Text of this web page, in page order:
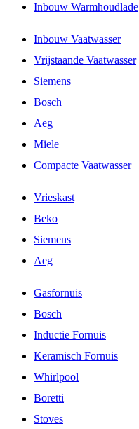
Inbouw Warmhoudlade
Inbouw Vaatwasser
Vrijstaande Vaatwasser
Siemens
Bosch
Aeg
Miele
Compacte Vaatwasser
Vrieskast
Beko
Siemens
Aeg
Gasfornuis
Bosch
Inductie Fornuis
Keramisch Fornuis
Whirlpool
Boretti
Stoves